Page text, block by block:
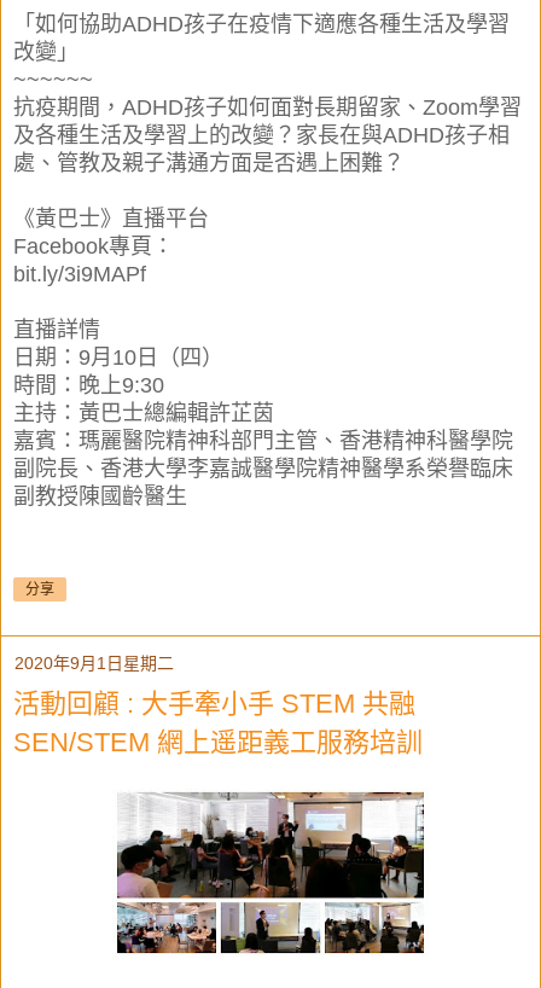
「如何協助ADHD孩子在疫情下適應各種生活及學習
改變」
~~~~~~
抗疫期間，ADHD孩子如何面對長期留家、Zoom學習
及各種生活及學習上的改變？家長在與ADHD孩子相
處、管教及親子溝通方面是否遇上困難？
《黃巴士》直播平台
Facebook專頁：
bit.ly/3i9MAPf
直播詳情
日期：9月10日（四）
時間：晚上9:30
主持：黃巴士總編輯許芷茵
嘉賓：瑪麗醫院精神科部門主管、香港精神科醫學院
副院長、香港大學李嘉誠醫學院精神醫學系榮譽臨床
副教授陳國齡醫生
分享
2020年9月1日星期二
活動回顧 : 大手牽小手 STEM 共融
SEN/STEM 網上遥距義工服務培訓